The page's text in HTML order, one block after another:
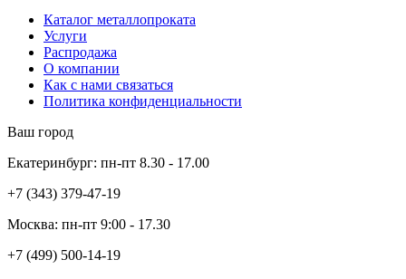
Каталог металлопроката
Услуги
Распродажа
О компании
Как с нами связаться
Политика конфиденциальности
Ваш город
Екатеринбург: пн-пт 8.30 - 17.00
+7 (343) 379-47-19
Москва: пн-пт 9:00 - 17.30
+7 (499) 500-14-19